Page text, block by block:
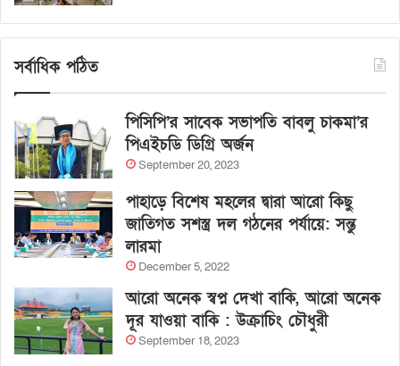
সর্বাধিক পঠিত
পিসিপি’র সাবেক সভাপতি বাবলু চাকমা’র
পিএইচডি ডিগ্রি অর্জন
September 20, 2023
পাহাড়ে বিশেষ মহলের দ্বারা আরো কিছু
জাতিগত সশস্ত্র দল গঠনের পর্যায়ে: সন্তু
লারমা
December 5, 2022
আরো অনেক স্বপ্ন দেখা বাকি, আরো অনেক
দূর যাওয়া বাকি : উক্রাচিং চৌধুরী
September 18, 2023